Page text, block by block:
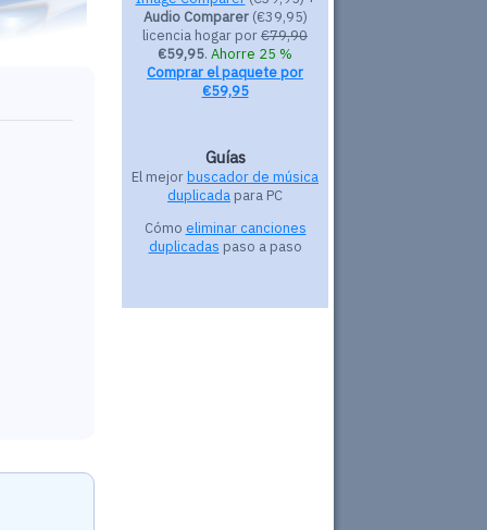
Audio Comparer(€39,95)
licencia hogar por€79,90
€59,95. Ahorre 25 %
Comprar el paquete por
€59,95
Guías
El mejorbuscador de música
duplicada para PC
Cómo eliminar canciones
duplicadas paso a paso